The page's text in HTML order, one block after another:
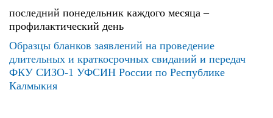
последний понедельник каждого месяца –
профилактический день
Образцы бланков заявлений на проведение
длительных и краткосрочных свиданий и передач
ФКУ СИЗО-1 УФСИН России по Республике
Калмыкия